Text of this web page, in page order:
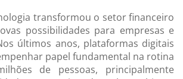
transformou o setor financeiro
possibilidades para empresas e
últimos anos, plataformas digitais
papel fundamental na rotina
de pessoas, principalmente